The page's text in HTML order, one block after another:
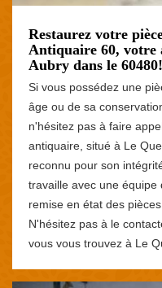
Restaurez votre
Antiquaire 60, votre
Aubry dans le 60480!
Si vous possédez une
âge ou de sa
n'hésitez pas à faire
antiquaire, situé à Le
reconnu pour son
travaille avec une
remise en état des
N'hésitez pas à le
vous vous trouvez à Le